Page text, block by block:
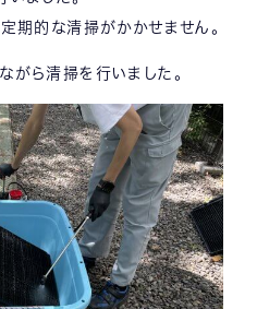
期的な清掃がかかせません。
がら清掃を行いました。